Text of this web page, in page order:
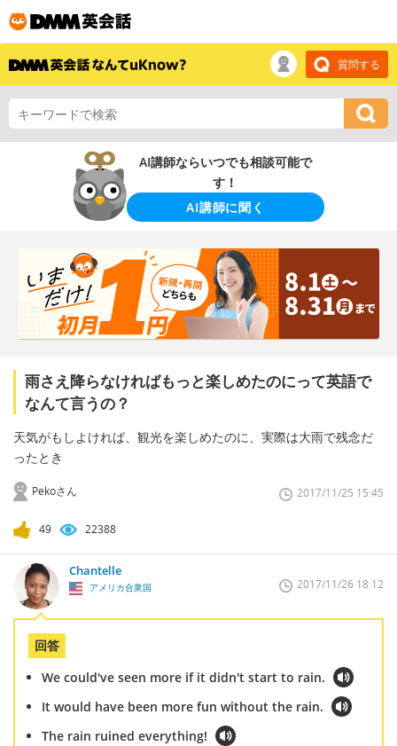
質問する
AI講師ならいつでも相談可能で
す！
AI講師に聞く
雨さえ降らなければもっと楽しめたのにって英語で
なんて言うの？
天気がもしよければ、観光を楽しめたのに、実際は大雨で残念だ
ったとき
Pekoさん 2017/11/25 15:45
49 22388
Chantelle
アメリカ合衆国 2017/11/26 18:12
回答
We could've seen more if it didn't start to rain.
It would have been more fun without the rain.
The rain ruined everything!